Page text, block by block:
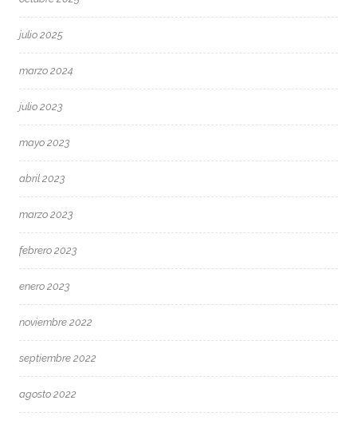
julio 2025
marzo 2024
julio 2023
mayo 2023
abril 2023
marzo 2023
febrero 2023
enero 2023
noviembre 2022
septiembre 2022
agosto 2022